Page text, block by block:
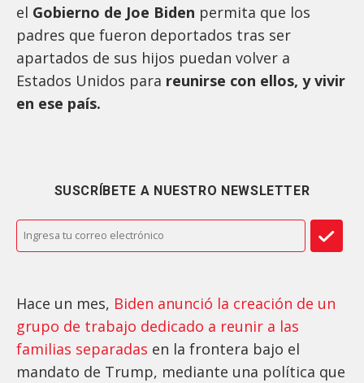
el Gobierno de Joe Biden permita que los
padres que fueron deportados tras ser
apartados de sus hijos puedan volver a
Estados Unidos para reunirse con ellos, y vivir
en ese país.
SUSCRÍBETE A NUESTRO NEWSLETTER
Hace un mes, Biden anunció la creación de un
grupo de trabajo dedicado a reunir a las
familias separadas en la frontera bajo el
mandato de Trump, mediante una política que